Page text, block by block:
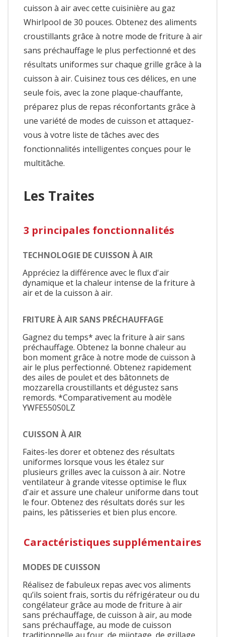
cuisson à air avec cette cuisinière au gaz
Whirlpool de 30 pouces. Obtenez des aliments
croustillants grâce à notre mode de friture à air
sans préchauffage le plus perfectionné et des
résultats uniformes sur chaque grille grâce à la
cuisson à air. Cuisinez tous ces délices, en une
seule fois, avec la zone plaque-chauffante,
préparez plus de repas réconfortants grâce à
une variété de modes de cuisson et attaquez-
vous à votre liste de tâches avec des
fonctionnalités intelligentes conçues pour le
multitâche.
Les Traites
3 principales fonctionnalités
TECHNOLOGIE DE CUISSON À AIR
Appréciez la différence avec le flux d'air
dynamique et la chaleur intense de la friture à
air et de la cuisson à air.
FRITURE À AIR SANS PRÉCHAUFFAGE
Gagnez du temps* avec la friture à air sans
préchauffage. Obtenez la bonne chaleur au
bon moment grâce à notre mode de cuisson à
air le plus perfectionné. Obtenez rapidement
des ailes de poulet et des bâtonnets de
mozzarella croustillants et dégustez sans
remords. *Comparativement au modèle
YWFE550S0LZ
CUISSON À AIR
Faites-les dorer et obtenez des résultats
uniformes lorsque vous les étalez sur
plusieurs grilles avec la cuisson à air. Notre
ventilateur à grande vitesse optimise le flux
d'air et assure une chaleur uniforme dans tout
le four. Obtenez des résultats dorés sur les
pains, les pâtisseries et bien plus encore.
Caractéristiques supplémentaires
MODES DE CUISSON
Réalisez de fabuleux repas avec vos aliments
qu’ils soient frais, sortis du réfrigérateur ou du
congélateur grâce au mode de friture à air
sans préchauffage, de cuisson à air, au mode
sans préchauffage, au mode de cuisson